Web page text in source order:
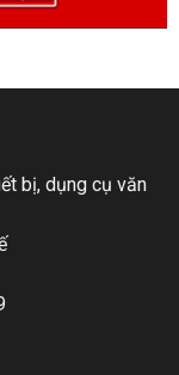
bị, dụng cụ văn